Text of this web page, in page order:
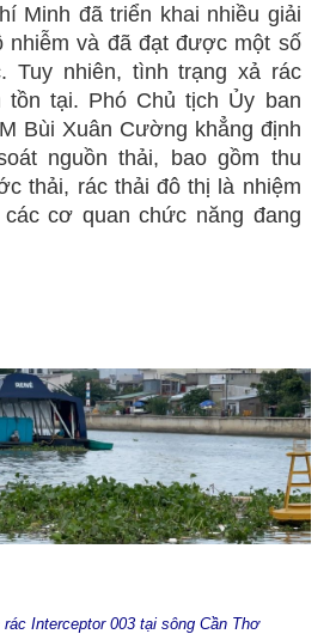
Minh đã triển khai nhiều giải
nhiễm và đã đạt được một số
Tuy nhiên, tình trạng xả rác
tồn tại. Phó Chủ tịch Ủy ban
Bùi Xuân Cường khẳng định
nguồn thải, bao gồm thu
thải, rác thải đô thị là nhiệm
cơ quan chức năng đang
Interceptor 003 tại sông Cần Thơ